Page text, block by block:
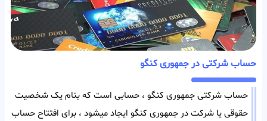
حساب شرکتی در جمهوری کنگو
حساب شرکتی جمهوری کنگو ، حسابی است که بنام یک شخصیت
حقوقی یا شرکت در جمهوری کنگو ایجاد میشود ، برای افتتاح حساب